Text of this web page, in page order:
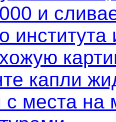
и
капли
с места на